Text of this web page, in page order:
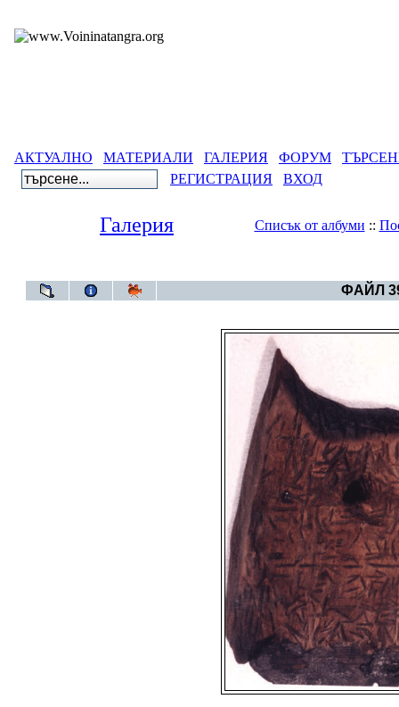
АКТУАЛНО МАТЕРИАЛИ ГАЛЕРИЯ ФОРУМ
РЕГИСТРАЦИЯ
ВХОД
Галерия Списък от албуми ::
ФАЙЛ